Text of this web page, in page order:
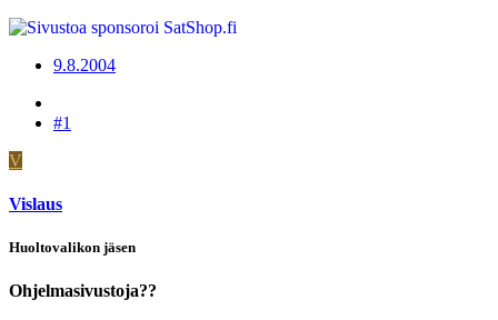
9.8.2004
#1
V
Vislaus
Huoltovalikon jäsen
Ohjelmasivustoja??